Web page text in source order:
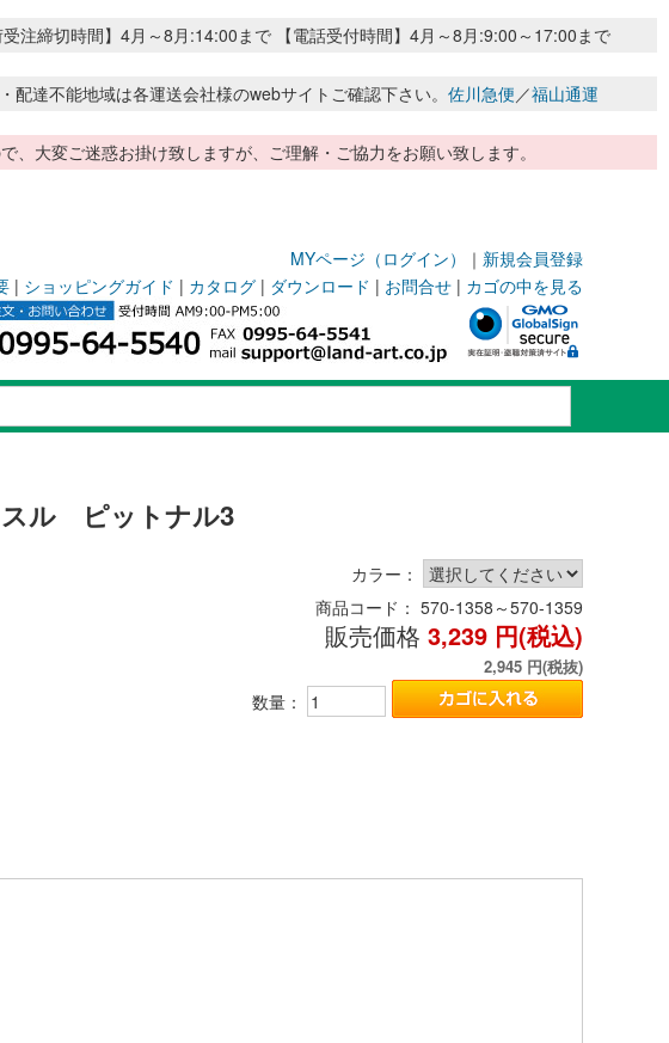
注締切時間】4月～8月:14:00まで 【電話受付時間】4月～8月:9:00～17:00まで
達不能地域は各運送会社様のwebサイトご確認下さい。 佐川急便／福山通運
大変ご迷惑お掛け致しますが、ご理解・ご協力をお願い致します。
MYページ（ログイン） ｜ 新規会員登録
| ショッピングガイド | カタログ | ダウンロード | お問合せ | カゴの中を見る
スル ピットナル3
カラー：
商品コード： 570-1358～570-1359
販売価格 3,239 円(税込)
2,945 円(税抜)
数量：